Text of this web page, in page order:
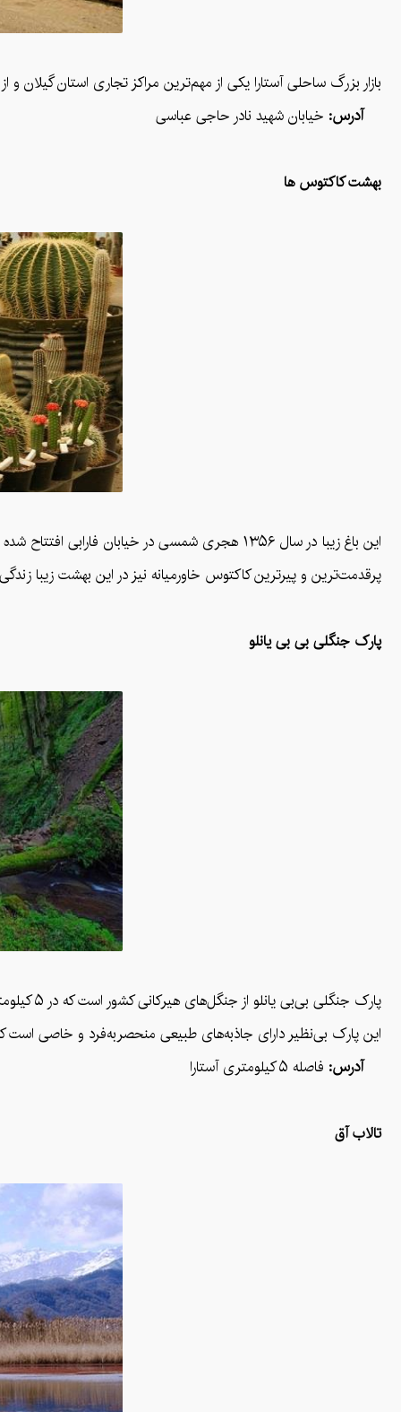
بازار بزرگ ساحلی آستارا یکی از مهم‌ترین مراکز تجاری استان گیلان
آدرس: خیابان شهید نادر حاجی عباسی
بهشت کاکتوس ها
پرقدمت‌ترین و پیرترین کاکتوس خاورمیانه نیز در این بهشت زیبا
پارک جنگلی بی بی یانلو
پارک جنگلی بی‌بی یانلو از جنگل‌های هیرکانی کشور است که در ۵ کیلومتری آستارا، در حاشیه جاده آستارا به اردبیل جای گرفته است.
این پارک بی‌نظیر دارای جاذبه‌های طبیعی منحصر‌به‌فرد و خاصی
آدرس: فاصله ۵ کیلومتری آستارا
تالاب آق